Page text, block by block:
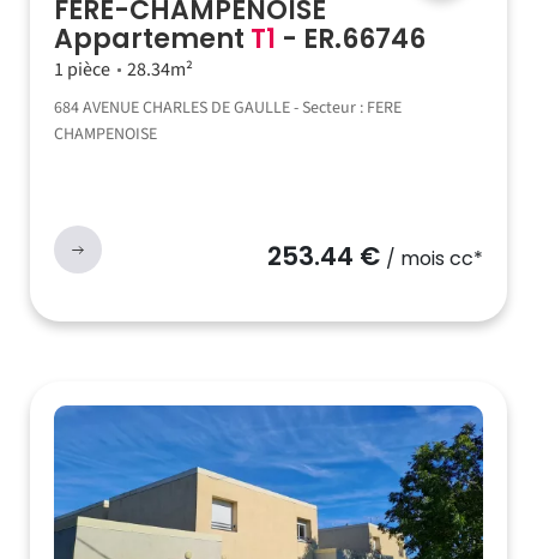
FERE-CHAMPENOISE
Appartement T1 - ER.66746
1 pièce 28.34m²
684 AVENUE CHARLES DE GAULLE - Secteur : FERE
CHAMPENOISE
253.44 € / mois cc*